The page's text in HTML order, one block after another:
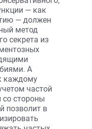
— как
— должен
метод
секрета из
А
каждому
частой
со стороны
позволит в